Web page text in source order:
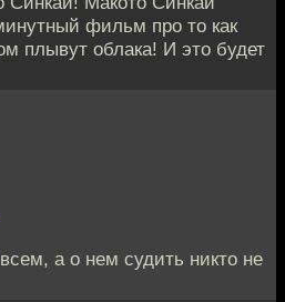
фильм про то как
плывут облака! И это будет
а о нем судить никто не